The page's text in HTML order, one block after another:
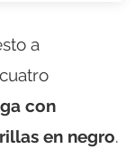
a
con
en negro.